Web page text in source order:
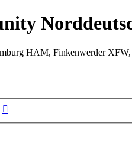
HAM, Finkenwerder